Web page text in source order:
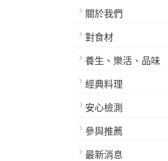
關於我們
對食材
養生、樂活、品味
經典料理
安心檢測
參與推薦
最新消息